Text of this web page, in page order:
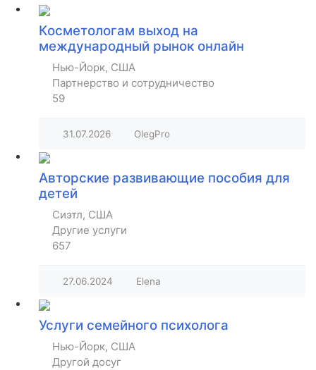
Косметологам выход на
международный рынок онлайн
Нью-Йорк, США
Партнерство и сотрудничество
59
31.07.2026 OlegPro
Авторские развивающие пособия для
детей
Сиэтл, США
Другие услуги
657
27.06.2024 Elena
Услуги семейного психолога
Нью-Йорк, США
Другой досуг